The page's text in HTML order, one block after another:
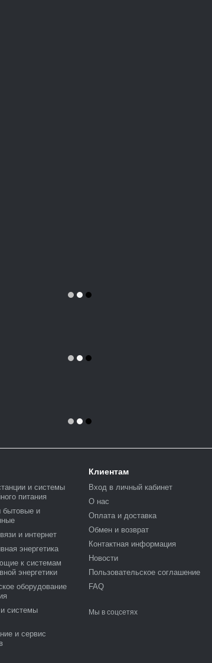
и системы
питания
бытовые и
и интернет
энергетика
к системам
энергетики
оборудование
системы
и сервис
Клиентам
Вход в личный кабинет
О нас
Оплата и доставка
Обмен и возврат
Контактная информация
Новости
Пользовательское соглашение
FAQ
Мы в соцсетях